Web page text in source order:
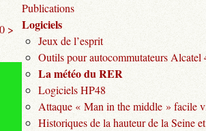
>
Publications
Logiciels
Jeux de l’esprit
Outils pour autocommutateurs Alcatel
La météo du RER
Logiciels HP48
Attaque « Man in the middle » facile
Historiques de la hauteur de la Seine